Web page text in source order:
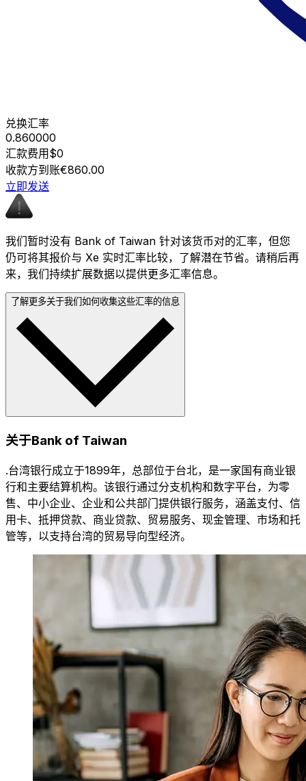
兑换汇率
0.860000
汇款费用$0
收款方到账€860.00
立即发送
我们暂时没有 Bank of Taiwan 针对该货币对的汇率，但您
仍可将其报价与 Xe 实时汇率比较，了解潜在节省。请稍后再
来，我们持续扩展数据以提供更多汇率信息。
了解更多关于我们如何收集这些汇率的信息
关于Bank of Taiwan
.台湾银行成立于1899年，总部位于台北，是一家国有商业银
行和主要结算机构。该银行通过分支机构和数字平台，为零
售、中小企业、企业和公共部门提供银行服务，涵盖支付、信
用卡、抵押贷款、商业贷款、贸易服务、现金管理、市场和托
管等，以支持台湾的贸易导向型经济。